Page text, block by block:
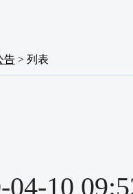
告 > 列表
04-10